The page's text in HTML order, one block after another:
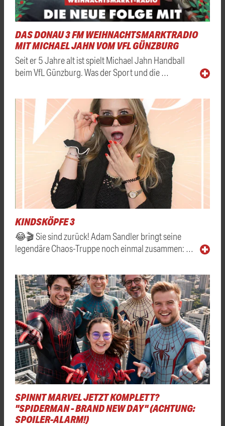
DAS DONAU 3 FM WEIHNACHTSMARKTRADIO
MIT MICHAEL JAHN VOM VFL GÜNZBURG
Seit er 5 Jahre alt ist spielt Michael Jahn Handball
beim VfL Günzburg. Was der Sport und die …
KINDSKÖPFE 3
😂🎬 Sie sind zurück! Adam Sandler bringt seine
legendäre Chaos-Truppe noch einmal zusammen: …
SPINNT MARVEL JETZT KOMPLETT?
"SPIDERMAN - BRAND NEW DAY" (ACHTUNG:
SPOILER-ALARM!)